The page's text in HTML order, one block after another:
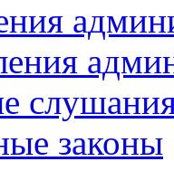
законы